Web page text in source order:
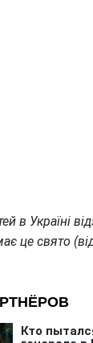
в Україні
це свято